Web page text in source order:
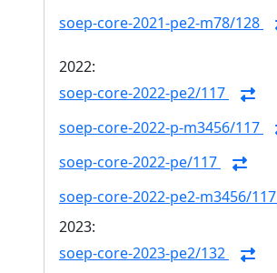
soep-core-2021-pe2-m78/128
2022:
soep-core-2022-pe2/117
soep-core-2022-p-m3456/117
soep-core-2022-pe/117
soep-core-2022-pe2-m3456/117
2023:
soep-core-2023-pe2/132